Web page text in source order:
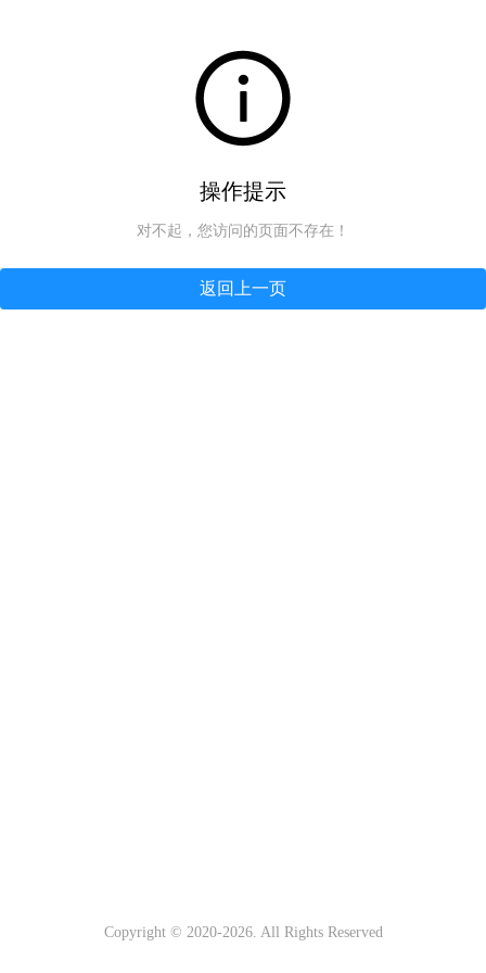
操作提示
对不起，您访问的页面不存在！
返回上一页
Copyright © 2020-2026. All Rights Reserved